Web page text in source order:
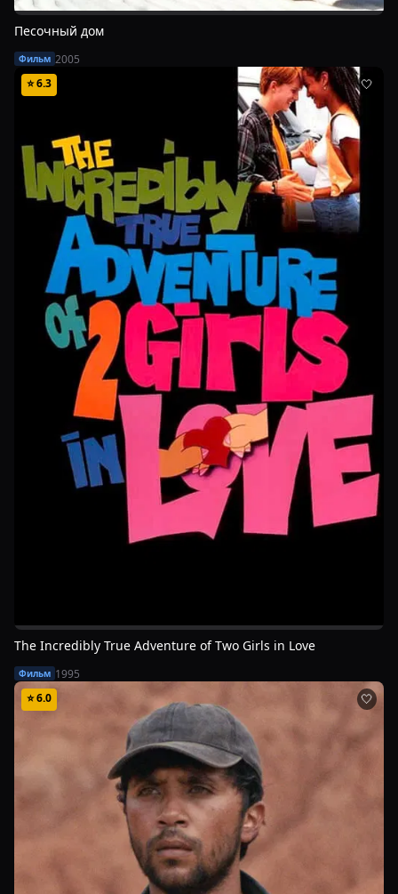
Песочный дом
Фильм 2005
⭐6.3 🤍
The Incredibly True Adventure of Two Girls in Love
Фильм 1995
⭐6.0 🤍